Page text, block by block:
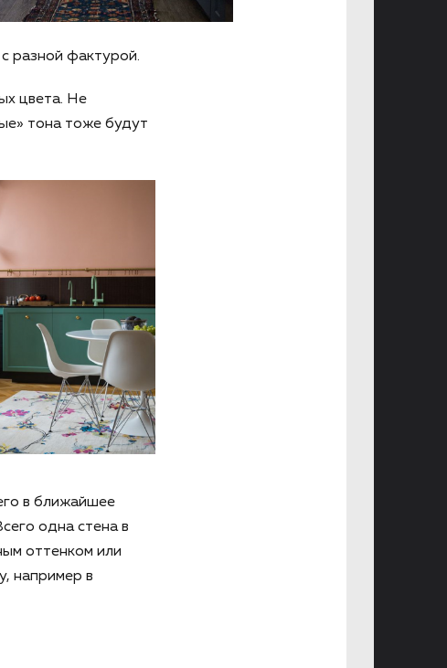
разной фактурой.
цвета. Не
тона тоже будут
в ближайшее
одна стена в
оттенком или
например в